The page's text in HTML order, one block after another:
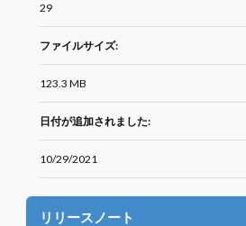
29
ファイルサイズ:
123.3 MB
日付が追加されました:
10/29/2021
リリースノート